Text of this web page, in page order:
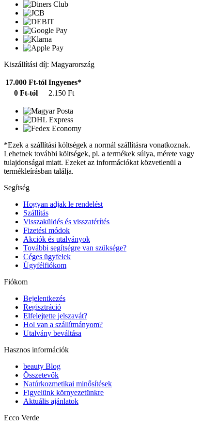
Kiszállítási díj: Magyarország
17.000 Ft-tól Ingyenes*
0 Ft-tól
2.150 Ft
*Ezek a szállítási költségek a normál szállításra vonatkoznak.
Lehetnek további költségek, pl. a termékek súlya, mérete vagy
tulajdonságai miatt. Ezeket az információkat közvetlenül a
termékleírásban találja.
Segítség
Hogyan adjak le rendelést
Szállítás
Visszaküldés és visszatérítés
Fizetési módok
Akciók és utalványok
További segítségre van szüksége?
Céges ügyfelek
Ügyfélfiókom
Fiókom
Bejelentkezés
Regisztráció
Elfelejtette jelszavát?
Hol van a szállítmányom?
Utalvány beváltása
Hasznos információk
beauty Blog
Összetevők
Natúrkozmetikai minősítések
Figyelünk környezetünkre
Aktuális ajánlatok
Ecco Verde